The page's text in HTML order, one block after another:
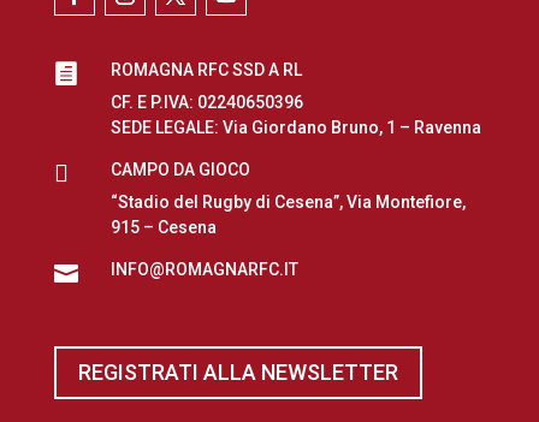

ROMAGNA RFC SSD A RL
CF. E P.IVA: 02240650396
SEDE LEGALE: Via Giordano Bruno, 1 – Ravenna

CAMPO DA GIOCO
“Stadio del Rugby di Cesena”, Via Montefiore,
915 – Cesena
 INFO@ROMAGNARFC.IT
REGISTRATI ALLA NEWSLETTER